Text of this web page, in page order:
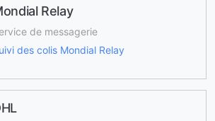
Relay
de messagerie
des colis Mondial Relay